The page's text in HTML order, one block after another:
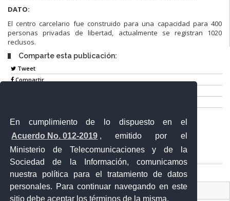
En cumplimiento de lo dispuesto en el
Acuerdo No. 012-2019 , emitido por el
Ministerio de Telecomunicaciones y de la
Sociedad de la Información, comunicamos
nuestra política para el tratamiento de datos
personales. Para continuar navegando en este
sitio debe aceptar los términos de la misma.
DATO:
El centro carcelario fue construido para una capacidad para 400
personas privadas de libertad, actualmente se registran 1020
reclusos.
Comparte esta publicación:
Tweet
Compartir
Entérate
Contacto Ciudadano Digital